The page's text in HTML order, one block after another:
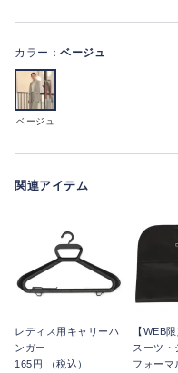
カラー： ベージュ
ベージュ
関連アイテム
レディス用キャリーハ
ンガー
165円 （税込）
【WEB
スーツ・
フォーマ